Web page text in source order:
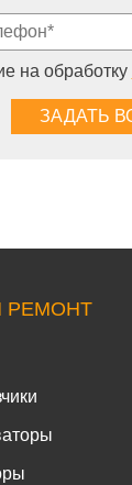
на обработку
РЕМОНТ